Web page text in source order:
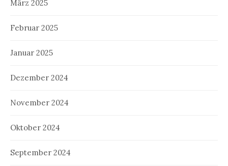
März 2025
Februar 2025
Januar 2025
Dezember 2024
November 2024
Oktober 2024
September 2024